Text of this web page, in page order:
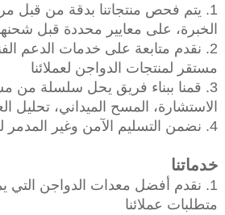
1. يتم فحص منتجاتنا بدقة من قبل
الخبرة، على معايير محددة قبل
2. نقدم متابعة على خدمات الدعم
مستقر لمنتجات الدواجن لعملائنا
3. قمنا ببناء فريق يحل سلسلة من
الاستشارة، المسح الميداني، تحليل
4. نضمن التسليم الآمن وغير المدمر للمعدات
خدماتنا
1. نقدم أفضل معدات الدواجن التي
متطلبات عملائنا